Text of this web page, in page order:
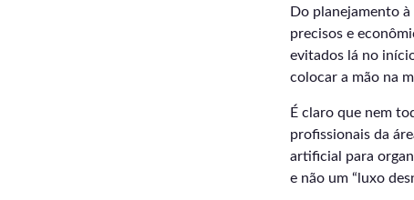
Do planejamento
precisos e
evitados lá no
colocar a mão na
É claro que nem
profissionais da
artificial para
e não um “luxo